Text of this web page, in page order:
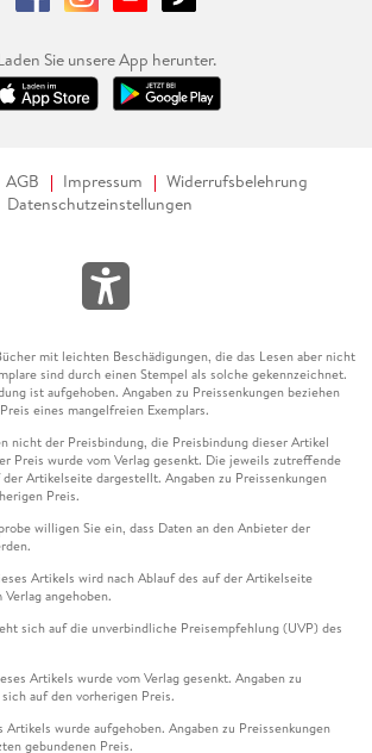
Sie unsere App herunter.
AGB Impressum
Widerrufsbelehrung
Datenschutzeinstellungen
mit leichten Beschädigungen, die das Lesen aber nicht
sind durch einen Stempel als solche gekennzeichnet.
ist aufgehoben. Angaben zu Preissenkungen beziehen
eines mangelfreien Exemplars.
nicht der Preisbindung, die Preisbindung dieser Artikel
Preis wurde vom Verlag gesenkt. Die jeweils zutreffende
Artikelseite dargestellt. Angaben zu Preissenkungen
Preis.
willigen Sie ein, dass Daten an den Anbieter der
Artikels wird nach Ablauf des auf der Artikelseite
angehoben.
sich auf die unverbindliche Preisempfehlung (UVP) des
Artikels wurde vom Verlag gesenkt. Angaben zu
auf den vorherigen Preis.
Artikels wurde aufgehoben. Angaben zu Preissenkungen
gebundenen Preis.